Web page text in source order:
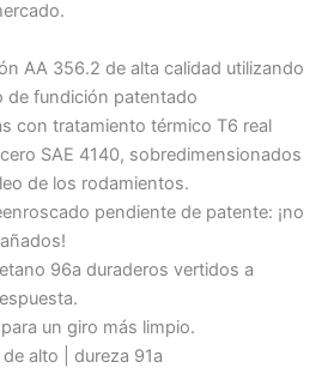
AA 356.2 de alta calidad utilizando
de fundición patentado
con tratamiento térmico T6 real
SAE 4140, sobredimensionados
de los rodamientos.
pendiente de patente: ¡no
96a duraderos vertidos a
un giro más limpio.
alto | dureza 91a